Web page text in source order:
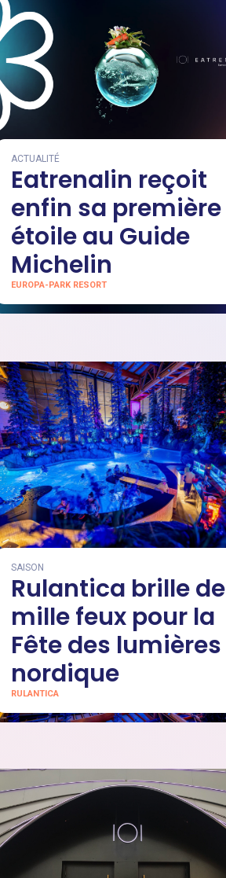
ACTUALITÉ
Eatrenalin reçoit
enfin sa première
étoile au Guide
Michelin
EUROPA-PARK RESORT
SAISON
Rulantica brille de
mille feux pour la
Fête des lumières
nordique
RULANTICA